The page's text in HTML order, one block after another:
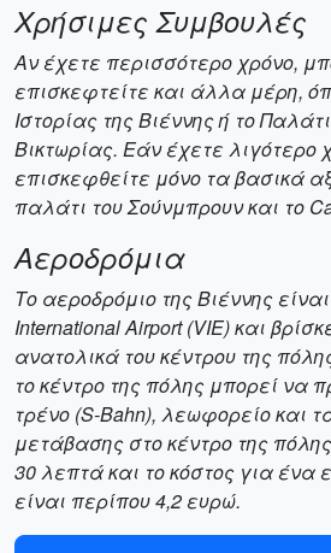
Χρήσιμες Συμβουλές
Αν έχετε περισσότερο χρόνο,
επισκεφτείτε και άλλα μέρη,
Ιστορίας της Βιέννης ή το
Βικτωρίας. Εάν έχετε λιγότερο
επισκεφθείτε μόνο τα βασικά
παλάτι του Σούνμπρουν και το
Αεροδρόμια
Το αεροδρόμιο της Βιέννης
International Airport (VIE) και
ανατολικά του κέντρου της
το κέντρο της πόλης μπορεί να
τρένο (S-Bahn), λεωφορείο και
μετάβασης στο κέντρο της
30 λεπτά και το κόστος για ένα
είναι περίπου 4,2 ευρώ.